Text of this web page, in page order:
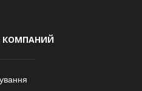
КОМПАНИЙ